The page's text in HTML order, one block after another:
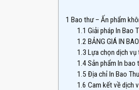
1 Bao thư – Ấn phẩm
1.1 Giải pháp In Bao
1.2 BẢNG GIÁ IN
1.3 Lựa chọn dịch vụ
1.4Sản phẩm In bao
1.5 Địa chỉ In Bao
1.6 Cam kết về dịch